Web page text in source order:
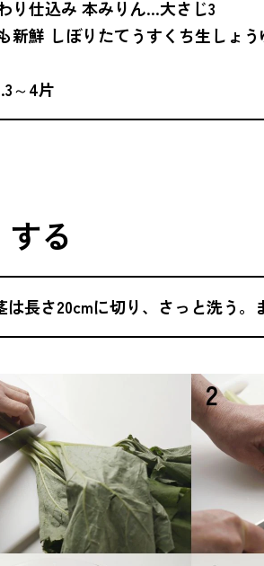
り仕込み 本みりん…大さじ3
新鮮 しぼりたてうすくち生しょ
～4片
る
長さ20cmに切り、さっと洗う。